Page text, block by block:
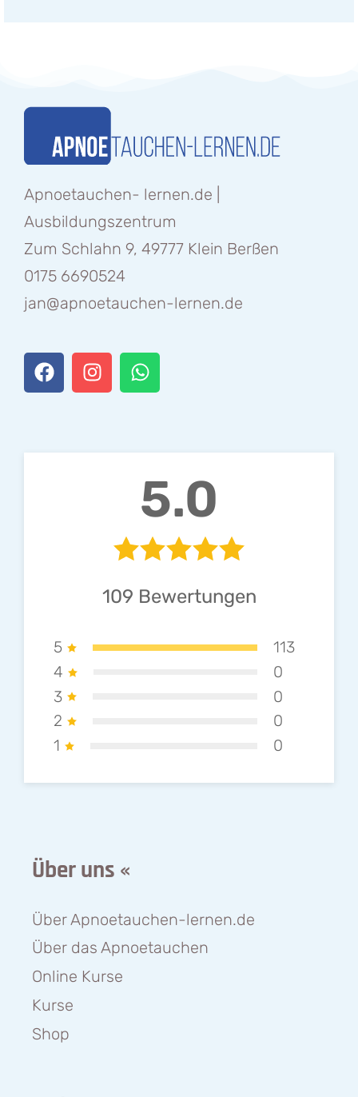
Apnoetauchen- lernen.de |
Ausbildungszentrum
Zum Schlahn 9, 49777 Klein Berßen
0175 6690524
jan@apnoetauchen-lernen.de
5.0
109 Bewertungen
5
113
4
0
3
0
2
0
1
0
Über uns «
Über Apnoetauchen-lernen.de
Über das Apnoetauchen
Online Kurse
Kurse
Shop